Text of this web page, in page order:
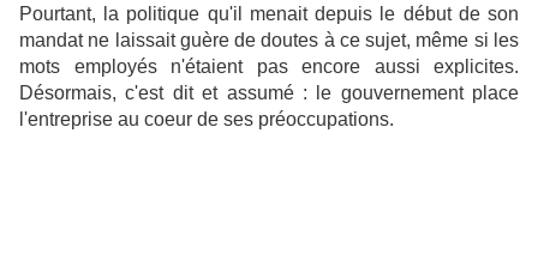
Pourtant, la politique qu'il menait depuis le début de son
mandat ne laissait guère de doutes à ce sujet, même si les
mots employés n'étaient pas encore aussi explicites.
Désormais, c'est dit et assumé : le gouvernement place
l'entreprise au coeur de ses préoccupations.